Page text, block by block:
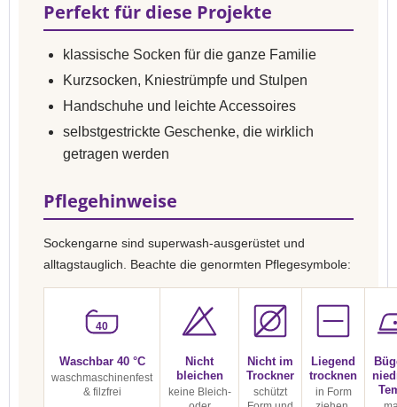
Perfekt für diese Projekte
klassische Socken für die ganze Familie
Kurzsocken, Kniestrümpfe und Stulpen
Handschuhe und leichte Accessoires
selbstgestrickte Geschenke, die wirklich
getragen werden
Pflegehinweise
Sockengarne sind superwash-ausgerüstet und
alltagstauglich. Beachte die genormten Pflegesymbole:
40
Waschbar 40 °C
waschmaschinenfest
& filzfrei
Nicht
bleichen
keine Bleich-
Nicht im
Trockner
schützt
Liegend
trocknen
in Form